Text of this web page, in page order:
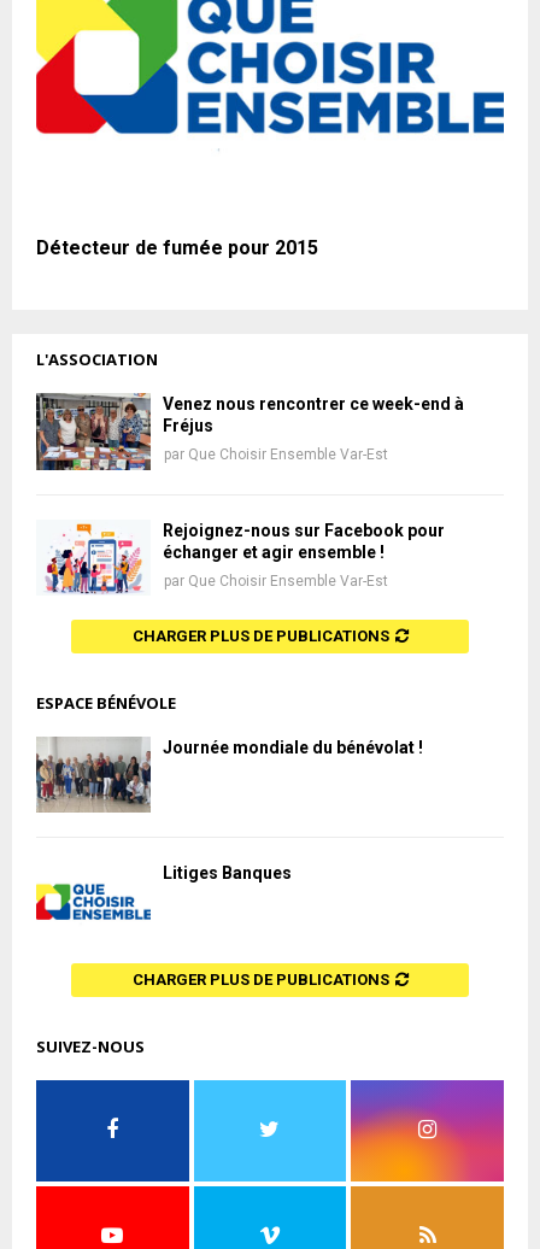
Détecteur de fumée pour 2015
L'ASSOCIATION
Venez nous rencontrer ce week-end à
Fréjus
par Que Choisir Ensemble Var-Est
Rejoignez-nous sur Facebook pour
échanger et agir ensemble !
par Que Choisir Ensemble Var-Est
CHARGER PLUS DE PUBLICATIONS
ESPACE BÉNÉVOLE
Journée mondiale du bénévolat !
Litiges Banques
CHARGER PLUS DE PUBLICATIONS
SUIVEZ-NOUS